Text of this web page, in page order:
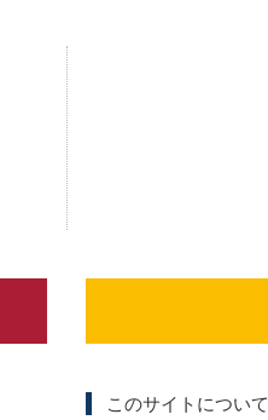
このサイトについて